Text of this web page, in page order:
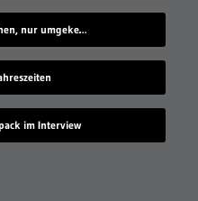
Slime Tango ist wie Tauziehen, nur umgekehrt
im Interview